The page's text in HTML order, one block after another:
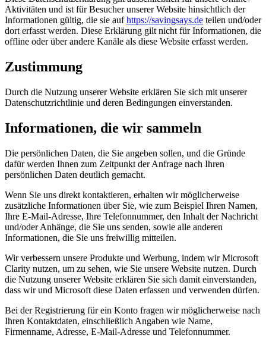
Aktivitäten und ist für Besucher unserer Website hinsichtlich der
Informationen gültig, die sie aufhttps://savingsays.de teilen und/oder
dort erfasst werden. Diese Erklärung gilt nicht für Informationen, die
offline oder über andere Kanäle als diese Website erfasst werden.
Zustimmung
Durch die Nutzung unserer Website erklären Sie sich mit unserer
Datenschutzrichtlinie und deren Bedingungen einverstanden.
Informationen, die wir sammeln
Die persönlichen Daten, die Sie angeben sollen, und die Gründe
dafür werden Ihnen zum Zeitpunkt der Anfrage nach Ihren
persönlichen Daten deutlich gemacht.
Wenn Sie uns direkt kontaktieren, erhalten wir möglicherweise
zusätzliche Informationen über Sie, wie zum Beispiel Ihren Namen,
Ihre E-Mail-Adresse, Ihre Telefonnummer, den Inhalt der Nachricht
und/oder Anhänge, die Sie uns senden, sowie alle anderen
Informationen, die Sie uns freiwillig mitteilen.
Wir verbessern unsere Produkte und Werbung, indem wir Microsoft
Clarity nutzen, um zu sehen, wie Sie unsere Website nutzen. Durch
die Nutzung unserer Website erklären Sie sich damit einverstanden,
dass wir und Microsoft diese Daten erfassen und verwenden dürfen.
Bei der Registrierung für ein Konto fragen wir möglicherweise nach
Ihren Kontaktdaten, einschließlich Angaben wie Name,
Firmenname, Adresse, E-Mail-Adresse und Telefonnummer.